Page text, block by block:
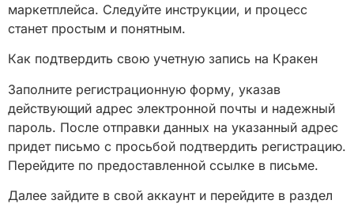
маркетплейса. Следуйте инструкции, и процесс
станет простым и понятным.
Как подтвердить свою учетную запись на Кракен
Заполните регистрационную форму, указав
действующий адрес электронной почты и надежный
пароль. После отправки данных на указанный адрес
придет письмо с просьбой подтвердить регистрацию.
Перейдите по предоставленной ссылке в письме.
Далее зайдите в свой аккаунт и перейдите в раздел